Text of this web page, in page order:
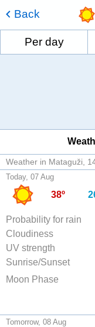
Back
Per day
Weather in Mataguži
Today, 07 Aug
38º
Probability for rain
Cloudiness
UV strength
Sunrise/Sunset
Moon Phase
Tomorrow, 08 Aug